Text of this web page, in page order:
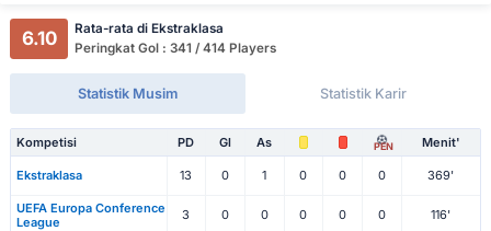
6.10
Rata-rata di Ekstraklasa
Peringkat Gol : 341 / 414 Players
Statistik Musim Statistik Karir
Kompetisi PD Gl As PEN Menit'
Ekstraklasa 13 0 1 0 0 0 369'
UEFA Europa Conference
League
3 0 0 0 0 0 116'